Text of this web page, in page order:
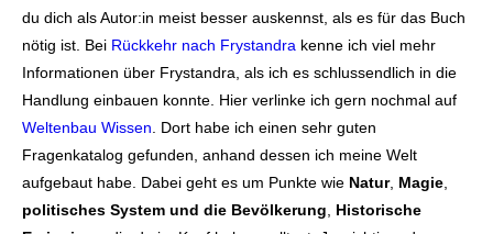
du dich als Autor:in meist besser auskennst, als es für das Buch
nötig ist. Bei Rückkehr nach Frystandra kenne ich viel mehr
Informationen über Frystandra, als ich es schlussendlich in die
Handlung einbauen konnte. Hier verlinke ich gern nochmal auf
Weltenbau Wissen . Dort habe ich einen sehr guten
Fragenkatalog gefunden, anhand dessen ich meine Welt
aufgebaut habe. Dabei geht es um Punkte wie Natur, Magie
politisches System und die Bevölkerung
Historische